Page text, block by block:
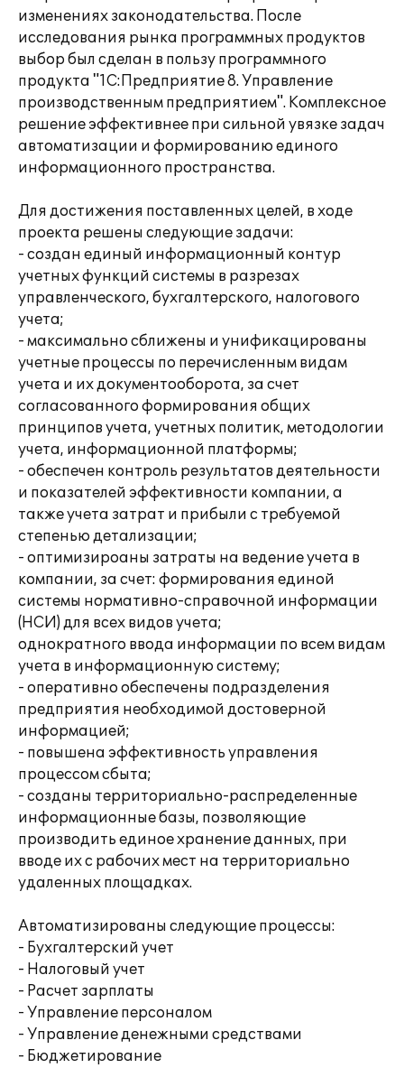
изменениях законодательства. После
исследования рынка программных продуктов
выбор был сделан в пользу программного
продукта "1С:Предприятие 8. Управление
производственным предприятием". Комплексное
решение эффективнее при сильной увязке задач
автоматизации и формированию единого
информационного пространства.
Для достижения поставленных целей, в ходе
проекта решены следующие задачи:
- создан единый информационный контур
учетных функций системы в разрезах
управленческого, бухгалтерского, налогового
учета;
- максимально сближены и унификацированы
учетные процессы по перечисленным видам
учета и их документооборота, за счет
согласованного формирования общих
принципов учета, учетных политик, методологии
учета, информационной платформы;
- обеспечен контроль результатов деятельности
и показателей эффективности компании, а
также учета затрат и прибыли с требуемой
степенью детализации;
- оптимизироаны затраты на ведение учета в
компании, за счет: формирования единой
системы нормативно-справочной информации
(НСИ) для всех видов учета;
однократного ввода информации по всем видам
учета в информационную систему;
- оперативно обеспечены подразделения
предприятия необходимой достоверной
информацией;
- повышена эффективность управления
процессом сбыта;
- созданы территориально-распределенные
информационные базы, позволяющие
производить единое хранение данных, при
вводе их с рабочих мест на территориально
удаленных площадках.
Автоматизированы следующие процессы:
- Бухгалтерский учет
- Налоговый учет
- Расчет зарплаты
- Управление персоналом
- Управление денежными средствами
- Бюджетирование